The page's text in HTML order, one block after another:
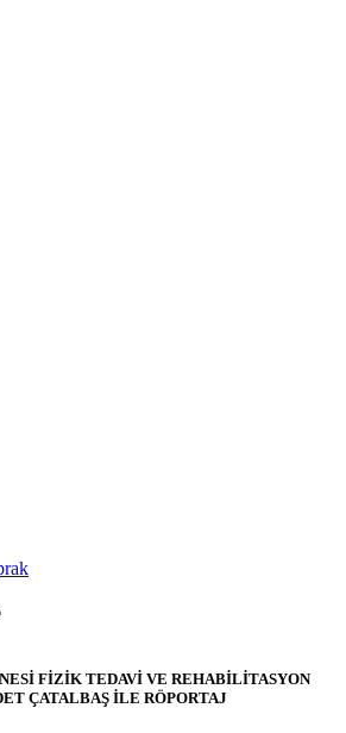
FİZİK TEDAVİ VE REHABİLİTASYON
ÇATALBAŞ İLE RÖPORTAJ